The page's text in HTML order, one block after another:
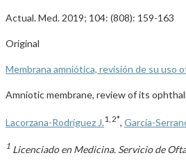
Actual. Med. 2019; 104: (808): 159-163
Original
Membrana amniótica, revisión de su uso
Amniotic membrane, review of its
Lacorzana-Rodríguez J.1, 2*, García-
1 Licenciado en Medicina. Servicio de